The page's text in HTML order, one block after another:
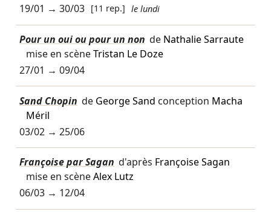
19/01 → 30/03 [11 rep.] le lundi
Pour un oui ou pour un non de Nathalie Sarraute
mise en scèneTristan Le Doze
27/01 → 09/04
Sand Chopin de George Sand conception Macha
Méril
03/02→ 25/06
Françoise par Sagan d'après Françoise Sagan
mise en scèneAlex Lutz
06/03→ 12/04